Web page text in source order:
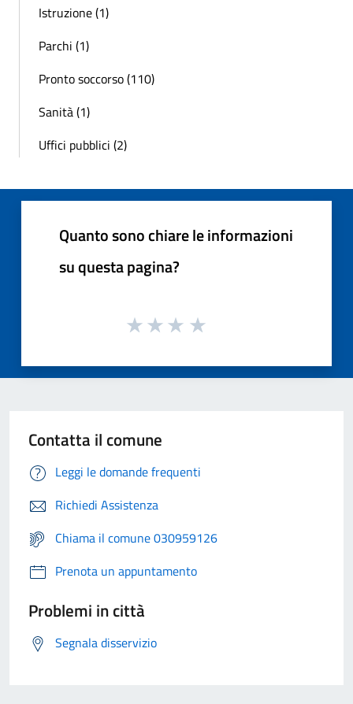
Istruzione (1)
Parchi (1)
Pronto soccorso (110)
Sanità (1)
Uffici pubblici (2)
Quanto sono chiare le informazioni
su questa pagina?
Contatta il comune
Leggi le domande frequenti
Richiedi Assistenza
Chiama il comune 030959126
Prenota un appuntamento
Problemi in città
Segnala disservizio